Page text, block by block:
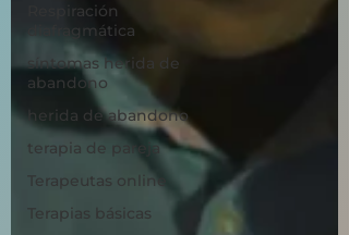
Respiración
diafragmática
síntomas herida de
abandono
herida de abandono
terapia de pareja
Terapeutas online
Terapias básicas